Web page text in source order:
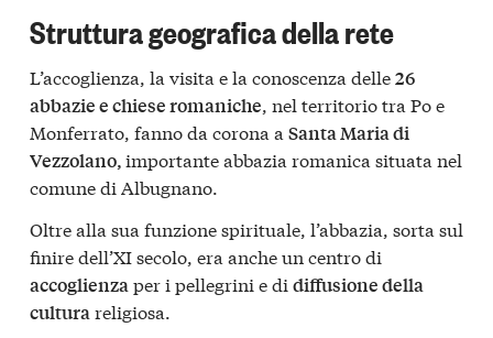
Struttura geografica della rete
L’accoglienza, la visita e la conoscenza delle26
abbazie e chiese romaniche, nel territorio tra Po e
Monferrato, fanno da corona a Santa Maria di
Vezzolano,importante abbazia romanica situata nel
comune di Albugnano.
Oltre alla sua funzione spirituale, l’abbazia, sorta sul
finire dell’XI secolo, era anche un centro di
accoglienzaper i pellegrini e di diffusione della
culturareligiosa.